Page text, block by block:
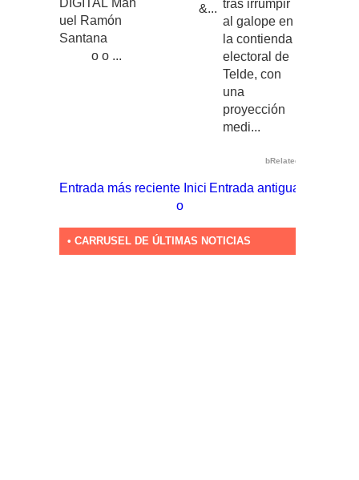
DIGITAL Man
uel Ramón
Santana
o o ...
&... tras irrumpir
al galope en
la contienda
electoral de
Telde, con
una
proyección
medi...
bRelated
Entrada más reciente Entrada antigua
Inici
o
• CARRUSEL DE ÚLTIMAS NOTICIAS